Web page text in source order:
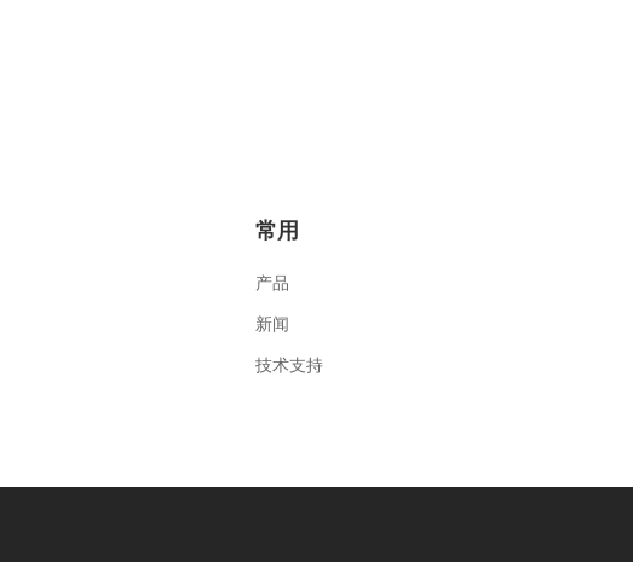
常用
产品
新闻
技术支持